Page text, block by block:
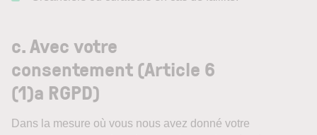
c. Avec votre
consentement (Article 6
(1)a RGPD)
Dans la mesure où vous nous avez donné votre